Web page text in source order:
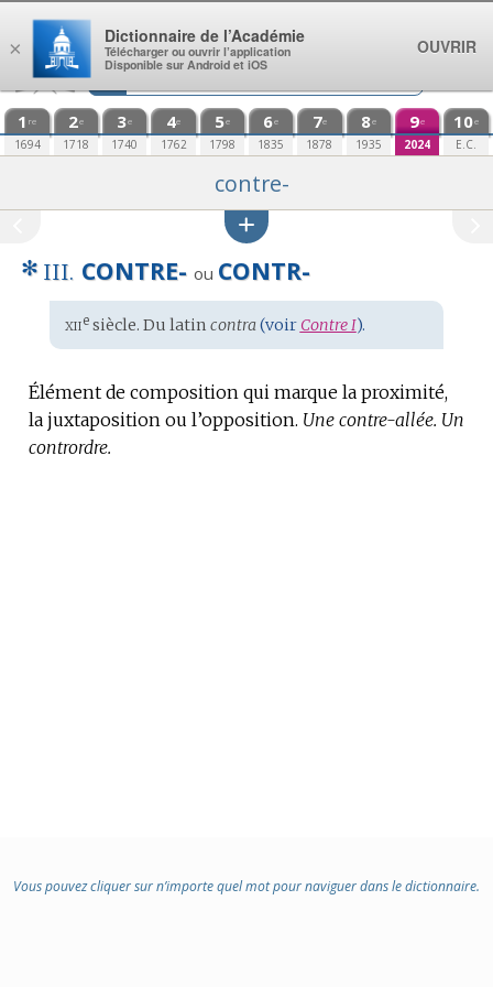
Aller au contenu
1 re
1694
2e
1718
3e
1740
4e
1762
5e
1798
6e
1835
7e
1878
8e
1935
9e
2024
10e
E.C.
contre-
✻ III. CONTRE- ou CONTR-
Étymologie
:
xiiesiècle. Du latin contra(voir Contre I).
Élément de composition qui marque la proximité,
la juxtaposition ou l’opposition. Une contre-allée. Un
contrordre.
Vous pouvez cliquer sur n’importe quel mot pour naviguer dans le dictionnaire.
×
Dictionnaire de l’Académie
Télécharger ou ouvrir l’application
Disponible sur Android et iOS
OUVRIR